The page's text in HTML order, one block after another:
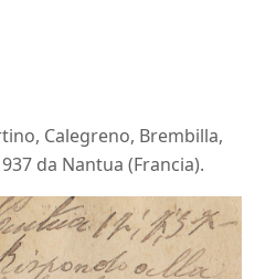
Calegreno, Brembilla,
da Nantua (Francia).